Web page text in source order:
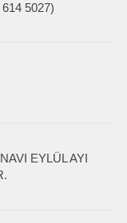
5027)
EYLÜL AYI